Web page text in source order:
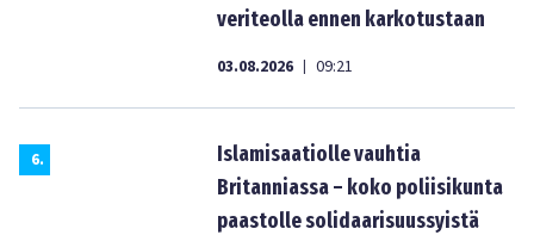
veriteolla ennen karkotustaan
03.08.2026 | 09:21
6.
Islamisaatiolle vauhtia
Britanniassa – koko poliisikunta
paastolle solidaarisuussyistä